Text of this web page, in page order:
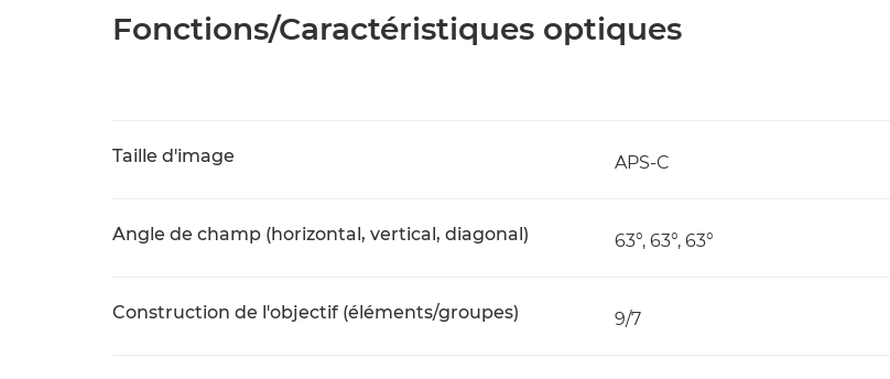
Fonctions/Caractéristiques optiques
Taille d'image APS-C
Angle de champ (horizontal, vertical, diagonal) 63°, 63°, 63°
Construction de l'objectif (éléments/groupes) 9/7